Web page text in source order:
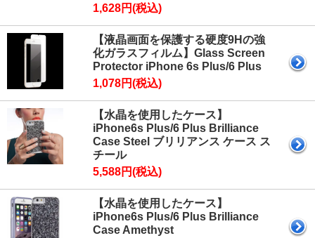
1,628円(税込)
【液晶画面を保護する硬度9Hの強
化ガラスフィルム】Glass Screen
Protector iPhone 6s Plus/6 Plus
1,078円(税込)
【水晶を使用したケース】
iPhone6s Plus/6 Plus Brilliance
Case Steel ブリリアンス ケース ス
チール
5,588円(税込)
【水晶を使用したケース】
iPhone6s Plus/6 Plus Brilliance
Case Amethyst